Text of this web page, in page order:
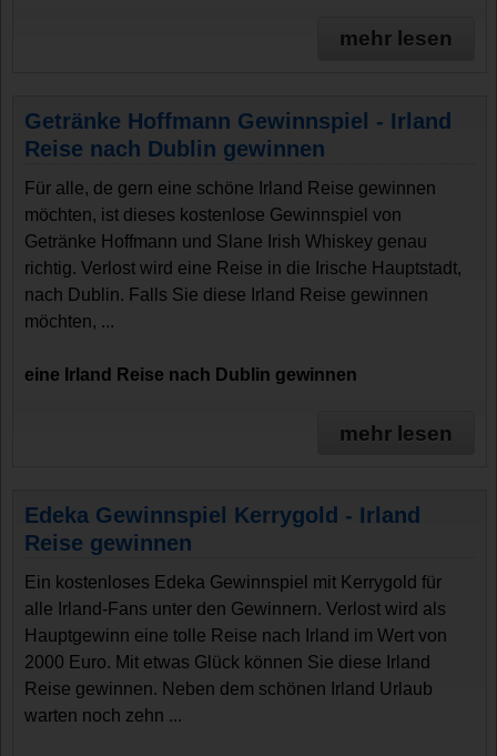
mehr lesen
Getränke Hoffmann Gewinnspiel - Irland
Reise nach Dublin gewinnen
Für alle, de gern eine schöne Irland Reise gewinnen
möchten, ist dieses kostenlose Gewinnspiel von
Getränke Hoffmann und Slane Irish Whiskey genau
richtig. Verlost wird eine Reise in die Irische Hauptstadt,
nach Dublin. Falls Sie diese Irland Reise gewinnen
möchten, ...
eine Irland Reise nach Dublin gewinnen
mehr lesen
Edeka Gewinnspiel Kerrygold - Irland
Reise gewinnen
Ein kostenloses Edeka Gewinnspiel mit Kerrygold für
alle Irland-Fans unter den Gewinnern. Verlost wird als
Hauptgewinn eine tolle Reise nach Irland im Wert von
2000 Euro. Mit etwas Glück können Sie diese Irland
Reise gewinnen. Neben dem schönen Irland Urlaub
warten noch zehn ...